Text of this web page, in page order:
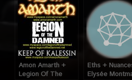
Amon Amarth +
Legion Of The
Eths +
Elysée